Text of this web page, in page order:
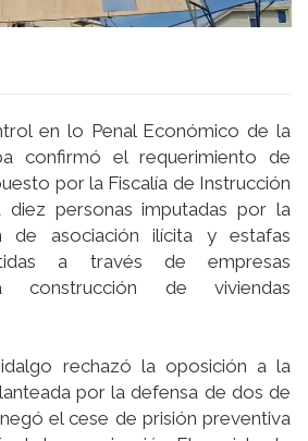
en lo Penal Económico de la
confirmó el requerimiento de
por la Fiscalía de Instrucción
diez personas imputadas por la
de asociación ilícita y estafas
a través de empresas
de viviendas
rechazó la oposición a la
por la defensa de dos de
el cese de prisión preventiva